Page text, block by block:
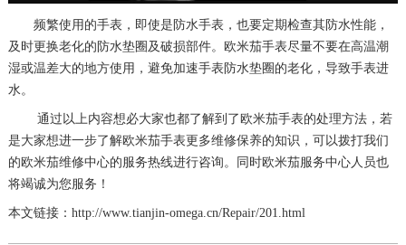
频繁使用的手表，即使是防水手表，也要定期检查其防水性能，
及时更换老化的防水垫圈及破损部件。欧米茄手表尽量不要在高温潮
湿或温差大的地方使用，避免加速手表防水垫圈的老化，导致手表进
水。
通过以上内容想必大家也都了解到了欧米茄手表的处理方法，若
是大家想进一步了解欧米茄手表更多维修保养的知识，可以拨打我们
的欧米茄维修中心的服务热线进行咨询。同时欧米茄服务中心人员也
将竭诚为您服务！
本文链接：http://www.tianjin-omega.cn/Repair/201.html